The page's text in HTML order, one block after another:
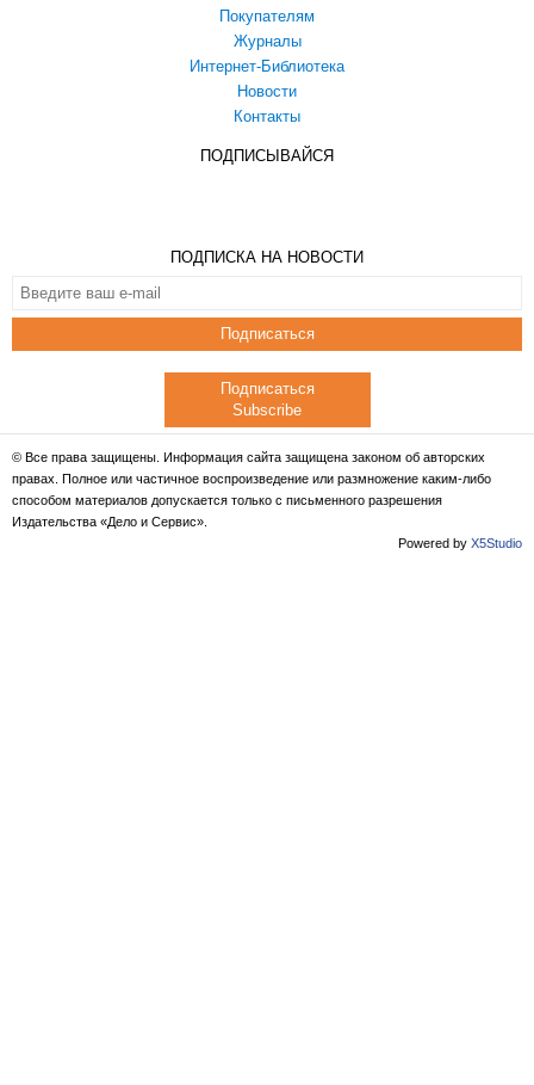
Покупателям
Журналы
Интернет-Библиотека
Новости
Контакты
ПОДПИСЫВАЙСЯ
ПОДПИСКА НА НОВОСТИ
Подписаться
Подписаться
Subscribe
© Все права защищены. Информация сайта защищена законом об авторских
правах. Полное или частичное воспроизведение или размножение каким-либо
способом материалов допускается только с письменного разрешения
Издательства «Дело и Сервис».
Powered by X5Studio